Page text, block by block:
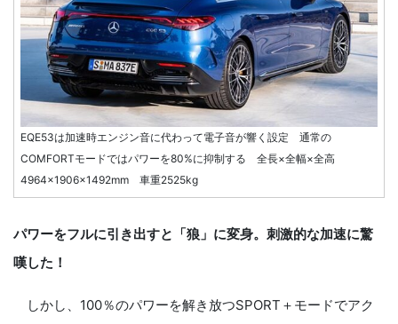
EQE53は加速時エンジン音に代わって電子音が響く設定 通常の
COMFORTモードではパワーを80%に抑制する 全長×全幅×全高
4964×1906×1492mm 車重2525kg
パワーをフルに引き出すと「狼」に変身。刺激的な加速に驚
嘆した！
しかし、100％のパワーを解き放つSPORT＋モードでアク